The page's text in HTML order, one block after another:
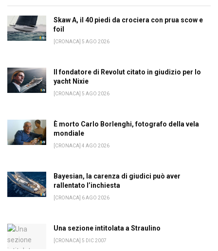
Skaw A, il 40 piedi da crociera con prua scow e
foil
[CRONACA] 5 AGO 2026
Il fondatore di Revolut citato in giudizio per lo
yacht Nixie
[CRONACA] 5 AGO 2026
È morto Carlo Borlenghi, fotografo della vela
mondiale
[CRONACA] 4 AGO 2026
Bayesian, la carenza di giudici può aver
rallentato l’inchiesta
[CRONACA] 6 AGO 2026
Una sezione intitolata a Straulino
[CRONACA] 5 DIC 2007